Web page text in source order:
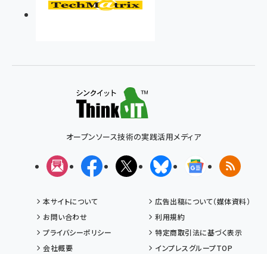
オープンソース技術の実践活用メディア
メルマガFacebookX(エックス)BlueskyGoogleニュ
RSS
本サイトについて
広告出稿について（媒体資料）
お問い合わせ
利用規約
プライバシーポリシー
特定商取引法に基づく表示
会社概要
インプレスグループTOP